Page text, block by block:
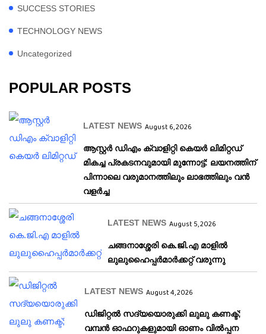
SUCCESS STORIES
TECHNOLOGY NEWS
Uncategorized
POPULAR POSTS
LATEST NEWS August 6, 2026
ആസ്റ്റർ ഡിഎം ക്വാളിറ്റി കെയർ ലിമിറ്റഡ്
മികച്ച പ്രകടനവുമായി മുന്നോട്ട്: ലയനത്തിന്
പിന്നാലെ വരുമാനത്തിലും ലാഭത്തിലും വൻ
വളർച്ച
LATEST NEWS August 5, 2026
ചങ്ങനാശ്ശേരി കെ.ജി.എ മാളിൽ
ലുലുഹൈപ്പർമാർക്കറ്റ് വരുന്നു
LATEST NEWS August 4, 2026
ഡിജിറ്റൽ സദ്യയൊരുക്കി ലുലു കണക്ട്;
വമ്പൻ ഓഫറുകളുമായി ഓണം വിൽപ്പന